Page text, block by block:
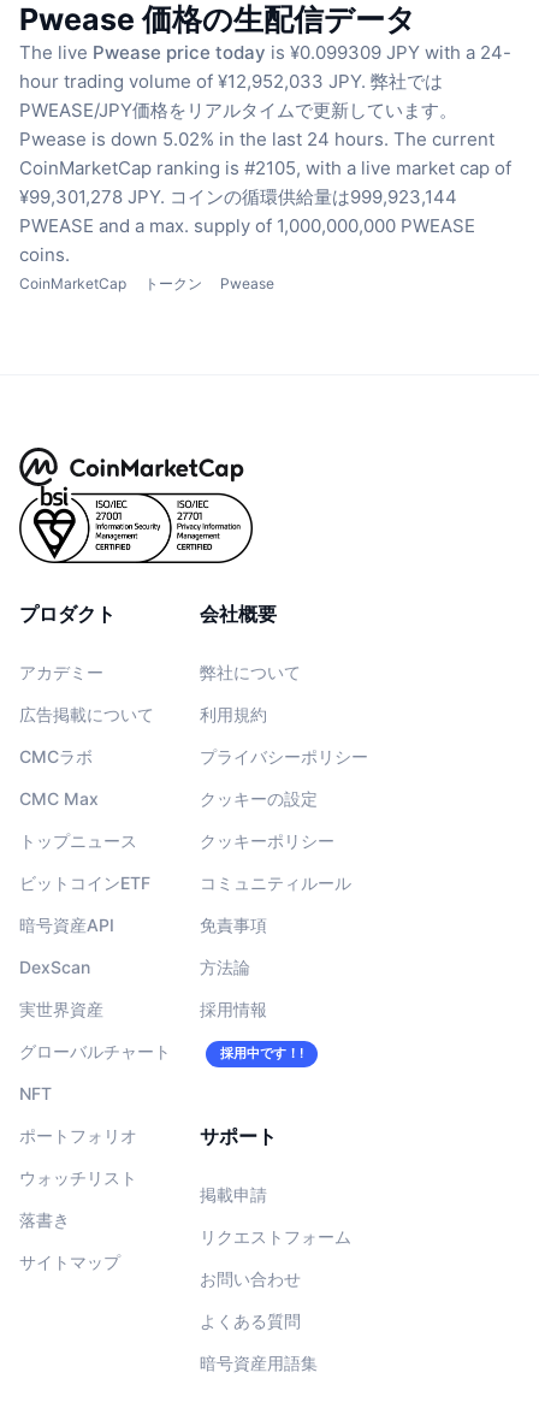
Pwease 価格の生配信データ
The live Pwease price today is ¥0.099309 JPY with a 24-
hour trading volume of ¥12,952,033 JPY. 弊社では
PWEASE/JPY価格をリアルタイムで更新しています。
Pwease is down 5.02% in the last 24 hours. The current
CoinMarketCap ranking is #2105, with a live market cap of
¥99,301,278 JPY. コインの循環供給量は999,923,144
PWEASE and a max. supply of 1,000,000,000 PWEASE
coins.
CoinMarketCap トークン Pwease
プロダクト
アカデミー
広告掲載について
CMCラボ
CMC Max
トップニュース
ビットコインETF
暗号資産API
DexScan
実世界資産
グローバルチャート
NFT
ポートフォリオ
ウォッチリスト
落書き
サイトマップ
会社概要
弊社について
利用規約
プライバシーポリシー
クッキーの設定
クッキーポリシー
コミュニティルール
免責事項
方法論
採用情報
採用中です！!
サポート
掲載申請
リクエストフォーム
お問い合わせ
よくある質問
暗号資産用語集